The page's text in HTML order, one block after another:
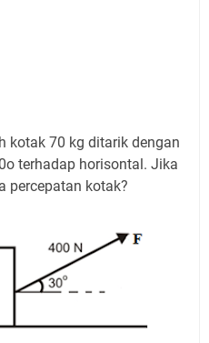
kotak 70 kg ditarik dengan
terhadap horisontal. Jika
percepatan kotak?